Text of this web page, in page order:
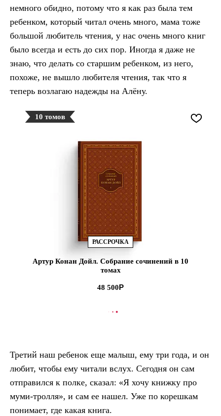
немного обидно, потому что я как раз была тем
ребенком, который читал очень много, мама тоже
большой любитель чтения, у нас очень много книг
было всегда и есть до сих пор. Иногда я даже не
знаю, что делать со старшим ребенком, из него,
похоже, не вышло любителя чтения, так что я
теперь возлагаю надежды на Алёну.
10 томов
РАССРОЧКА
Артур Конан Дойл. Собрание сочинений в 10
томах
48 500
В КОРЗИНУ
Третий наш ребенок еще малыш, ему три года, и он
любит, чтобы ему читали вслух. Сегодня он сам
отправился к полке, сказал: «Я хочу книжку про
муми-тролля», и сам ее нашел. Уже по корешкам
понимает, где какая книга.